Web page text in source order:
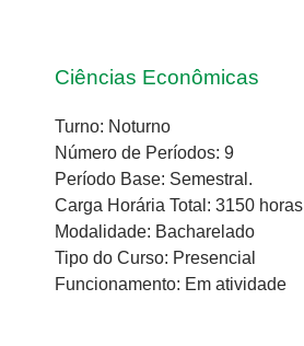
Ciências Econômicas
Turno: Noturno
Número de Períodos: 9
Período Base: Semestral.
Carga Horária Total: 3150 horas
Modalidade: Bacharelado
Tipo do Curso: Presencial
Funcionamento: Em atividade